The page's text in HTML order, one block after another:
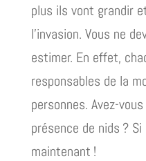
plus ils vont grandir
l’invasion. Vous ne
estimer. En effet,
responsables de la
personnes. Avez-
présence de nids ? Si
maintenant !